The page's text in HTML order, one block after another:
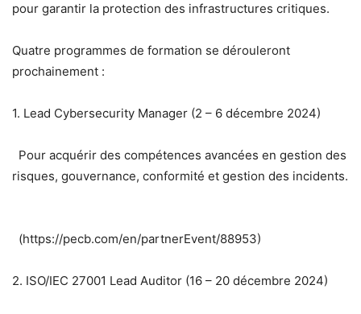
pour garantir la protection des infrastructures critiques.
Quatre programmes de formation se dérouleront
prochainement :
1. Lead Cybersecurity Manager (2 – 6 décembre 2024)
Pour acquérir des compétences avancées en gestion des
risques, gouvernance, conformité et gestion des incidents.
(https://pecb.com/en/partnerEvent/88953)
2. ISO/IEC 27001 Lead Auditor (16 – 20 décembre 2024)